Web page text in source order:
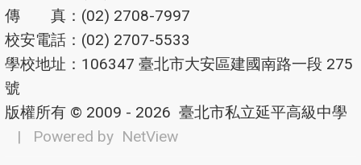
傳 真：(02) 2708-7997
校安電話：(02) 2707-5533
學校地址：106347 臺北市大安區建國南路一段 275
號
版權所有 © 2009 - 2026 臺北市私立延平高級中學
| Powered by NetView